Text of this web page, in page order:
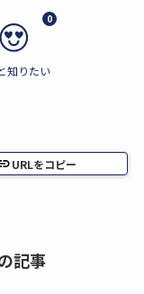
0
知りたい
URLをコピー
記事